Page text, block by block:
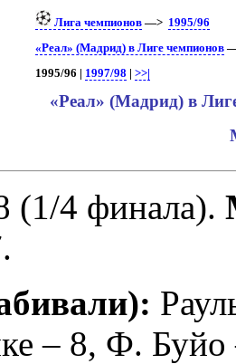
Лига чемпионов —> 1995/96
«Реал» (Мадрид) в Лиге чемпионов
1995/96 | 1997/98 |>>|
«Реал» (Мадрид) в
(1/4 финала).
– 8, Ф. Буйо